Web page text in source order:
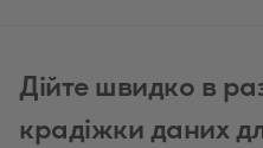
Дійте швидко в
крадіжки даних